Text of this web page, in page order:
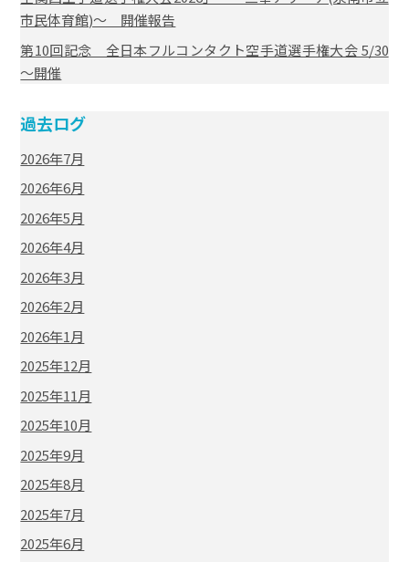
市民体育館)～ 開催報告
第10回記念 全日本フルコンタクト空手道選手権大会 5/30
～開催
過去ログ
2026年7月
2026年6月
2026年5月
2026年4月
2026年3月
2026年2月
2026年1月
2025年12月
2025年11月
2025年10月
2025年9月
2025年8月
2025年7月
2025年6月